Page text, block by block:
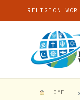
RELIGION
HOME